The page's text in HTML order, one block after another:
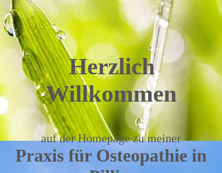
Herzlich
Willkommen
auf der Homepage zu meiner
Praxis für Osteopathie in